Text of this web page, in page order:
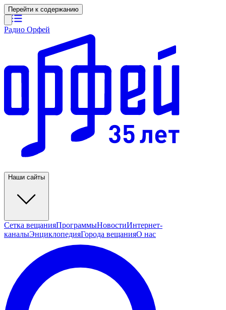
Перейти к содержанию
Радио Орфей
Наши сайты
Сетка вещанияПрограммыНовостиИнтернет-
каналыЭнциклопедияГорода вещанияО нас